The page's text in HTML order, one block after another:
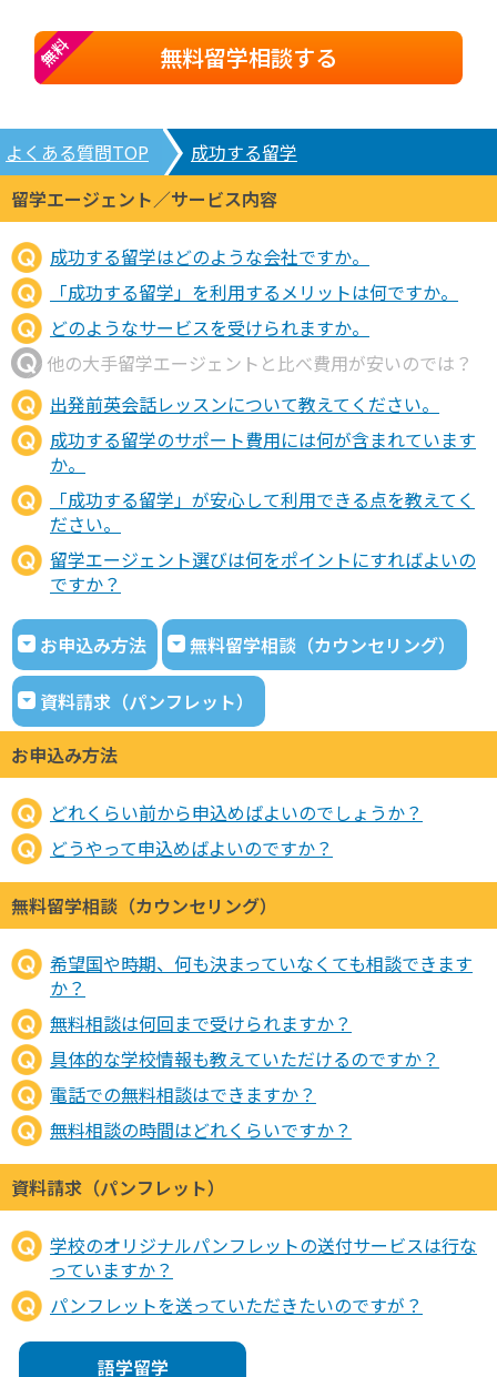
無料留学相談する
無料
よくある質問TOP
成功する留学
留学エージェント／サービス内容
成功する留学はどのような会社ですか。
「成功する留学」を利用するメリットは何ですか。
どのようなサービスを受けられますか。
他の大手留学エージェントと比べ費用が安いのでは？
出発前英会話レッスンについて教えてください。
成功する留学のサポート費用には何が含まれています
か。
「成功する留学」が安心して利用できる点を教えてく
ださい。
留学エージェント選びは何をポイントにすればよいの
ですか？
お申込み方法 無料留学相談（カウンセリング）
資料請求（パンフレット）
お申込み方法
どれくらい前から申込めばよいのでしょうか？
どうやって申込めばよいのですか？
無料留学相談（カウンセリング）
希望国や時期、何も決まっていなくても相談できます
か？
無料相談は何回まで受けられますか？
具体的な学校情報も教えていただけるのですか？
電話での無料相談はできますか？
無料相談の時間はどれくらいですか？
資料請求（パンフレット）
学校のオリジナルパンフレットの送付サービスは行な
っていますか？
パンフレットを送っていただきたいのですが？
語学留学